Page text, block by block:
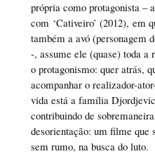
própria como protagonista –
com ‘Cativeiro’ (2012), em
também a avó (personagem
-, assume ele (quase) toda a
o protagonismo: quer atrás,
acompanhar o realizador-
vida está a família
contribuindo de
desorientação: um filme que
sem rumo, na busca do luto.